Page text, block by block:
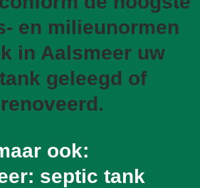
en milieunormen
in Aalsmeer uw
geleegd of
ook:
septic tank